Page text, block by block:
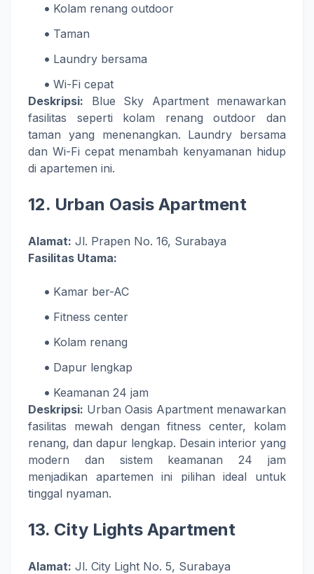
Kolam renang outdoor
Taman
Laundry bersama
Wi-Fi cepat
Deskripsi: Blue Sky Apartment menawarkan
fasilitas seperti kolam renang outdoor dan
taman yang menenangkan. Laundry bersama
dan Wi-Fi cepat menambah kenyamanan hidup
di apartemen ini.
12. Urban Oasis Apartment
Alamat: Jl. Prapen No. 16, Surabaya
Fasilitas Utama:
Kamar ber-AC
Fitness center
Kolam renang
Dapur lengkap
Keamanan 24 jam
Deskripsi: Urban Oasis Apartment menawarkan
fasilitas mewah dengan fitness center, kolam
renang, dan dapur lengkap. Desain interior yang
modern dan sistem keamanan 24 jam
menjadikan apartemen ini pilihan ideal untuk
tinggal nyaman.
13. City Lights Apartment
Alamat: Jl. City Light No. 5, Surabaya